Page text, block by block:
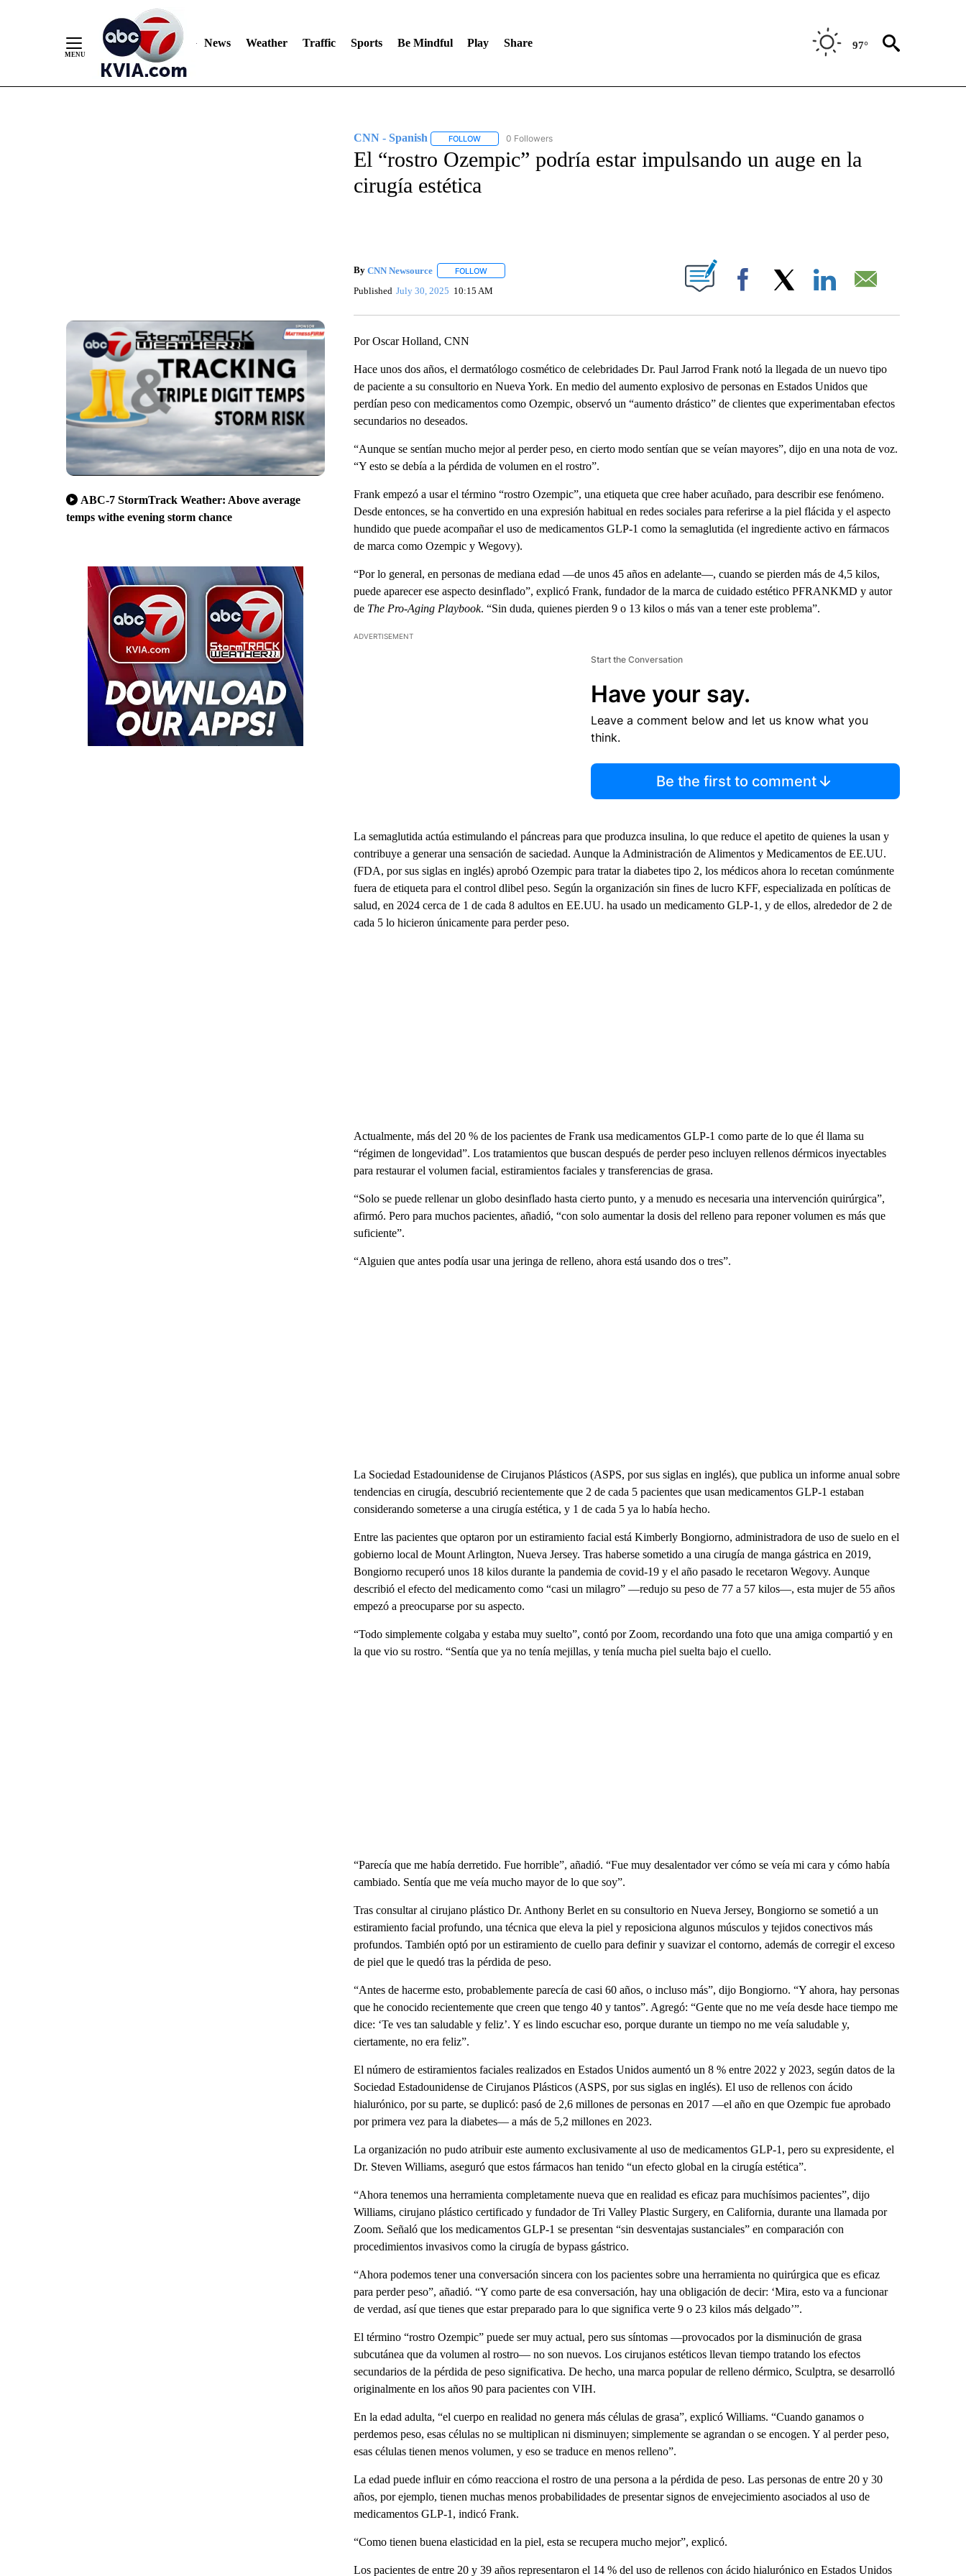
News Weather Traffic Sports Be Mindful Play Share 97°
ABC-7 StormTrack Weather: Above average
temps withe evening storm chance
CNN - Spanish FOLLOWFOLLOW "CNN - SPANISH" TO RECEIVE NOTIFICATIONS ABOUT NEW PAGES ON "CNN - SPANISH".
0 Followers
El “rostro Ozempic” podría estar impulsando un auge en la
cirugía estética
By CNN Newsource FOLLOWFOLLOW "" TO RECEIVE NOTIFICATIONS ABOUT NEW PAGES ON "".
Published July 30, 2025 10:15 AM Facebook
Por Oscar Holland, CNN
Hace unos dos años, el dermatólogo cosmético de celebridades Dr. Paul Jarrod Frank notó la llegada de un nuevo tipo
de paciente a su consultorio en Nueva York. En medio del aumento explosivo de personas en Estados Unidos que
perdían peso con medicamentos como Ozempic, observó un “aumento drástico” de clientes que experimentaban efectos
secundarios no deseados.
“Aunque se sentían mucho mejor al perder peso, en cierto modo sentían que se veían mayores”, dijo en una nota de voz.
“Y esto se debía a la pérdida de volumen en el rostro”.
Frank empezó a usar el término “rostro Ozempic”, una etiqueta que cree haber acuñado, para describir ese fenómeno.
Desde entonces, se ha convertido en una expresión habitual en redes sociales para referirse a la piel flácida y el aspecto
hundido que puede acompañar el uso de medicamentos GLP-1 como la semaglutida (el ingrediente activo en fármacos
de marca como Ozempic y Wegovy).
“Por lo general, en personas de mediana edad —de unos 45 años en adelante—, cuando se pierden más de 4,5 kilos,
puede aparecer ese aspecto desinflado”, explicó Frank, fundador de la marca de cuidado estético PFRANKMD y autor
de The Pro-Aging Playbook. “Sin duda, quienes pierden 9 o 13 kilos o más van a tener este problema”.
ADVERTISEMENT
Start the Conversation
Have your say.
Leave a comment below and let us know what you
think.
Be the first to comment
La semaglutida actúa estimulando el páncreas para que produzca insulina, lo que reduce el apetito de quienes la usan y
contribuye a generar una sensación de saciedad. Aunque la Administración de Alimentos y Medicamentos de EE.UU.
(FDA, por sus siglas en inglés) aprobó Ozempic para tratar la diabetes tipo 2, los médicos ahora lo recetan comúnmente
fuera de etiqueta para el control dlibel peso. Según la organización sin fines de lucro KFF, especializada en políticas de
salud, en 2024 cerca de 1 de cada 8 adultos en EE.UU. ha usado un medicamento GLP-1, y de ellos, alrededor de 2 de
cada 5 lo hicieron únicamente para perder peso.
Actualmente, más del 20 % de los pacientes de Frank usa medicamentos GLP-1 como parte de lo que él llama su
“régimen de longevidad”. Los tratamientos que buscan después de perder peso incluyen rellenos dérmicos inyectables
para restaurar el volumen facial, estiramientos faciales y transferencias de grasa.
“Solo se puede rellenar un globo desinflado hasta cierto punto, y a menudo es necesaria una intervención quirúrgica”,
afirmó. Pero para muchos pacientes, añadió, “con solo aumentar la dosis del relleno para reponer volumen es más que
suficiente”.
“Alguien que antes podía usar una jeringa de relleno, ahora está usando dos o tres”.
La Sociedad Estadounidense de Cirujanos Plásticos (ASPS, por sus siglas en inglés), que publica un informe anual sobre
tendencias en cirugía, descubrió recientemente que 2 de cada 5 pacientes que usan medicamentos GLP-1 estaban
considerando someterse a una cirugía estética, y 1 de cada 5 ya lo había hecho.
Entre las pacientes que optaron por un estiramiento facial está Kimberly Bongiorno, administradora de uso de suelo en el
gobierno local de Mount Arlington, Nueva Jersey. Tras haberse sometido a una cirugía de manga gástrica en 2019,
Bongiorno recuperó unos 18 kilos durante la pandemia de covid-19 y el año pasado le recetaron Wegovy. Aunque
describió el efecto del medicamento como “casi un milagro” —redujo su peso de 77 a 57 kilos—, esta mujer de 55 años
empezó a preocuparse por su aspecto.
“Todo simplemente colgaba y estaba muy suelto”, contó por Zoom, recordando una foto que una amiga compartió y en
la que vio su rostro. “Sentía que ya no tenía mejillas, y tenía mucha piel suelta bajo el cuello.
“Parecía que me había derretido. Fue horrible”, añadió. “Fue muy desalentador ver cómo se veía mi cara y cómo había
cambiado. Sentía que me veía mucho mayor de lo que soy”.
Tras consultar al cirujano plástico Dr. Anthony Berlet en su consultorio en Nueva Jersey, Bongiorno se sometió a un
estiramiento facial profundo, una técnica que eleva la piel y reposiciona algunos músculos y tejidos conectivos más
profundos. También optó por un estiramiento de cuello para definir y suavizar el contorno, además de corregir el exceso
de piel que le quedó tras la pérdida de peso.
“Antes de hacerme esto, probablemente parecía de casi 60 años, o incluso más”, dijo Bongiorno. “Y ahora, hay personas
que he conocido recientemente que creen que tengo 40 y tantos”. Agregó: “Gente que no me veía desde hace tiempo me
dice: ‘Te ves tan saludable y feliz’. Y es lindo escuchar eso, porque durante un tiempo no me veía saludable y,
ciertamente, no era feliz”.
El número de estiramientos faciales realizados en Estados Unidos aumentó un 8 % entre 2022 y 2023, según datos de la
Sociedad Estadounidense de Cirujanos Plásticos (ASPS, por sus siglas en inglés). El uso de rellenos con ácido
hialurónico, por su parte, se duplicó: pasó de 2,6 millones de personas en 2017 —el año en que Ozempic fue aprobado
por primera vez para la diabetes— a más de 5,2 millones en 2023.
La organización no pudo atribuir este aumento exclusivamente al uso de medicamentos GLP-1, pero su expresidente, el
Dr. Steven Williams, aseguró que estos fármacos han tenido “un efecto global en la cirugía estética”.
“Ahora tenemos una herramienta completamente nueva que en realidad es eficaz para muchísimos pacientes”, dijo
Williams, cirujano plástico certificado y fundador de Tri Valley Plastic Surgery, en California, durante una llamada por
Zoom. Señaló que los medicamentos GLP-1 se presentan “sin desventajas sustanciales” en comparación con
procedimientos invasivos como la cirugía de bypass gástrico.
“Ahora podemos tener una conversación sincera con los pacientes sobre una herramienta no quirúrgica que es eficaz
para perder peso”, añadió. “Y como parte de esa conversación, hay una obligación de decir: ‘Mira, esto va a funcionar
de verdad, así que tienes que estar preparado para lo que significa verte 9 o 23 kilos más delgado’”.
El término “rostro Ozempic” puede ser muy actual, pero sus síntomas —provocados por la disminución de grasa
subcutánea que da volumen al rostro— no son nuevos. Los cirujanos estéticos llevan tiempo tratando los efectos
secundarios de la pérdida de peso significativa. De hecho, una marca popular de relleno dérmico, Sculptra, se desarrolló
originalmente en los años 90 para pacientes con VIH.
En la edad adulta, “el cuerpo en realidad no genera más células de grasa”, explicó Williams. “Cuando ganamos o
perdemos peso, esas células no se multiplican ni disminuyen; simplemente se agrandan o se encogen. Y al perder peso,
esas células tienen menos volumen, y eso se traduce en menos relleno”.
La edad puede influir en cómo reacciona el rostro de una persona a la pérdida de peso. Las personas de entre 20 y 30
años, por ejemplo, tienen muchas menos probabilidades de presentar signos de envejecimiento asociados al uso de
medicamentos GLP-1, indicó Frank.
“Como tienen buena elasticidad en la piel, esta se recupera mucho mejor”, explicó.
Los pacientes de entre 20 y 39 años representaron el 14 % del uso de rellenos con ácido hialurónico en Estados Unidos